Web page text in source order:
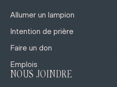
Allumer un lampion
Intention de prière
Faire un don
Emplois
NOUS JOINDRE